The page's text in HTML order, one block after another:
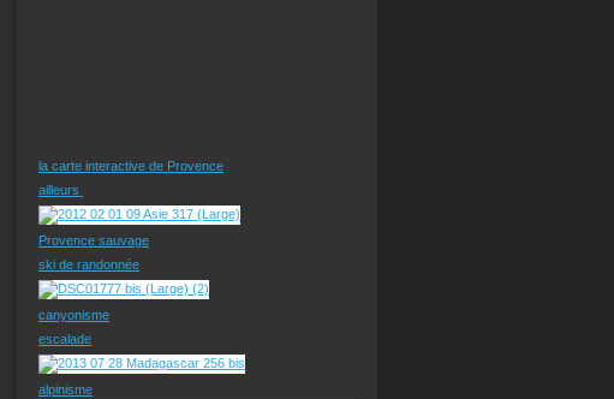
la carte interactive de Provence
ailleurs
Provence sauvage
ski de randonnée
canyonisme
escalade
alpinisme